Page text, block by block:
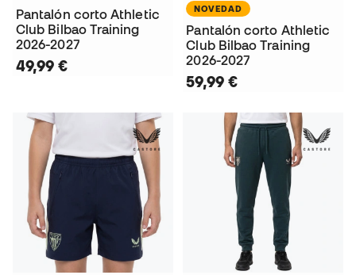
Pantalón corto Athletic
Club Bilbao Training
2026-2027
49,99 €
NOVEDAD
Pantalón corto Athletic
Club Bilbao Training
2026-2027
59,99 €